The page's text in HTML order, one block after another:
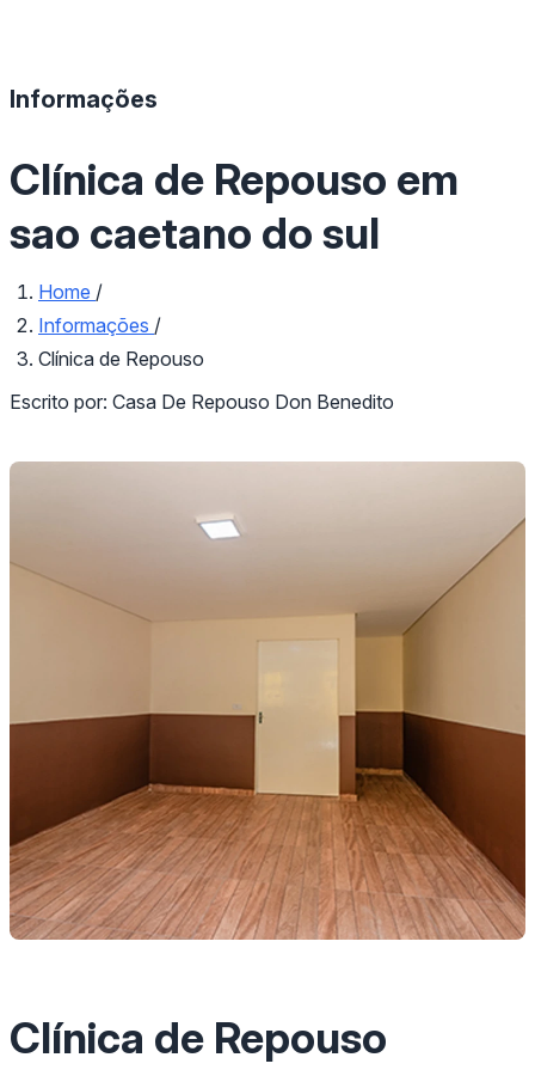
Informações
Clínica de Repouso em
sao caetano do sul
Home /
Informações /
Clínica de Repouso
Escrito por: Casa De Repouso Don Benedito
Clínica de Repouso